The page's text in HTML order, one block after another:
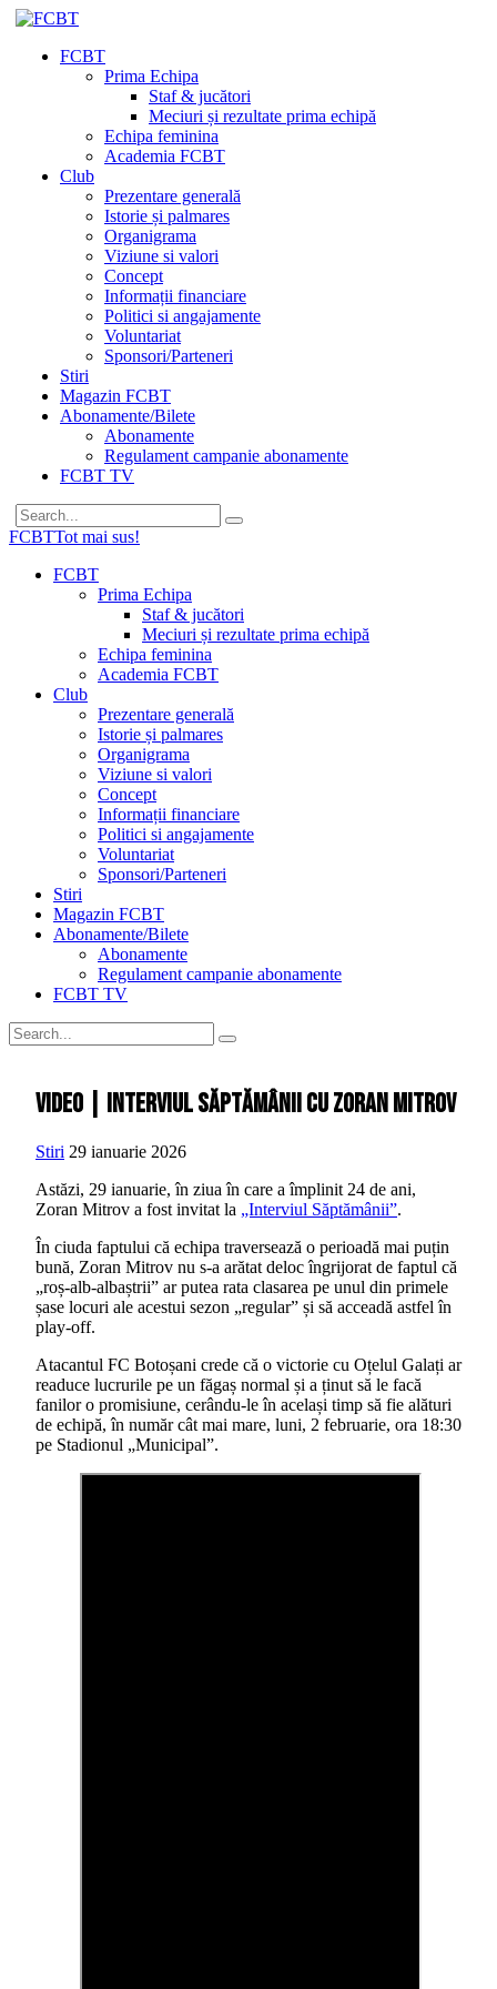
FCBT
Prima Echipa
Staf & jucători
Meciuri și rezultate prima echipă
Echipa feminina
Academia FCBT
Club
Prezentare generală
Istorie și palmares
Organigrama
Viziune si valori
Concept
Informații financiare
Politici si angajamente
Voluntariat
Sponsori/Parteneri
Stiri
Magazin FCBT
Abonamente/Bilete
Abonamente
Regulament campanie abonamente
FCBT TV
FCBTTot mai sus!
FCBT
Prima Echipa
Staf & jucători
Meciuri și rezultate prima echipă
Echipa feminina
Academia FCBT
Club
Prezentare generală
Istorie și palmares
Organigrama
Viziune si valori
Concept
Informații financiare
Politici si angajamente
Voluntariat
Sponsori/Parteneri
Stiri
Magazin FCBT
Abonamente/Bilete
Abonamente
Regulament campanie abonamente
FCBT TV
VIDEO | Interviul săptămânii cu Zoran Mitrov
Stiri 29 ianuarie 2026
Astăzi, 29 ianuarie, în ziua în care a împlinit 24 de ani,
Zoran Mitrov a fost invitat la „Interviul Săptămânii”.
În ciuda faptului că echipa traversează o perioadă mai puțin
bună, Zoran Mitrov nu s-a arătat deloc îngrijorat de faptul că
„roș-alb-albaștrii” ar putea rata clasarea pe unul din primele
șase locuri ale acestui sezon „regular” și să acceadă astfel în
play-off.
Atacantul FC Botoșani crede că o victorie cu Oțelul Galați ar
readuce lucrurile pe un făgaș normal și a ținut să le facă
fanilor o promisiune, cerându-le în același timp să fie alături
de echipă, în număr cât mai mare, luni, 2 februarie, ora 18:30
pe Stadionul „Municipal”.